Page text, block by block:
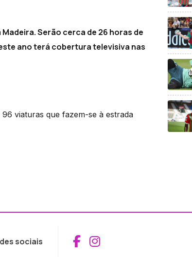
Serão cerca de 26 horas de
ano terá cobertura televisiva nas
viaturas que fazem-se à estrada
sociais Aceder ao
Aceder ao